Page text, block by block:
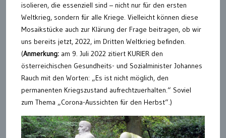
isolieren, die essenziell sind – nicht nur für den ersten
Weltkrieg, sondern für alle Kriege. Vielleicht können diese
Mosaikstücke auch zur Klärung der Frage beitragen, ob wir
uns bereits jetzt, 2022, im Dritten Weltkrieg befinden.
(Anmerkung: am 9. Juli 2022 zitiert KURIER den
österreichischen Gesundheits- und Sozialminister Johannes
Rauch mit den Worten: „Es ist nicht möglich, den
permanenten Kriegszustand aufrechtzuerhalten.“ Soviel
zum Thema „Corona-Aussichten für den Herbst“.)